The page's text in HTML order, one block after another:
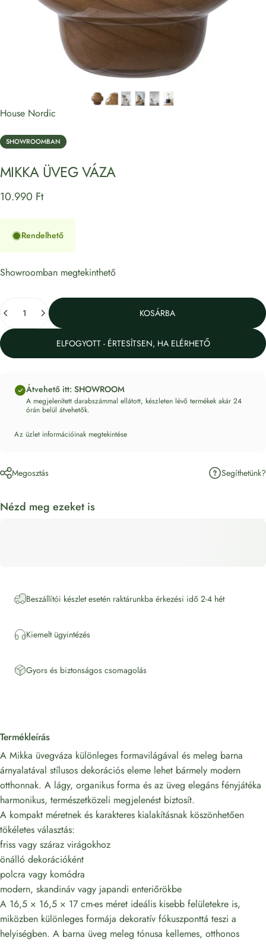
House Nordic
SHOWROOMBAN
MIKKA ÜVEGVÁZA
10.990 Ft
Rendelhető
Showroomban megtekinthető
KOSÁRBA
ELFOGYOTT - ÉRTESÍTSEN, HA ELÉRHETŐ
Átvehető itt: SHOWROOM
A megjelenített darabszámmal ellátott, készleten lévő termékek akár 24
órán belül átvehetők.
Az üzlet információinak megtekintése
Megosztás Segíthetünk?
Nézd meg ezeket is
Beszállítói készlet esetén raktárunkba érkezési idő 2-4 hét
Kiemelt ügyintézés
Gyors és biztonságos csomagolás
Termékleírás
A Mikka üvegváza különleges formavilágával és meleg barna
árnyalatával stílusos dekorációs eleme lehet bármely modern
otthonnak. A lágy, organikus forma és az üveg elegáns fényjátéka
harmonikus, természetközeli megjelenést biztosít.
A kompakt méretnek és karakteres kialakításnak köszönhetően
tökéletes választás:
friss vagy száraz virágokhoz
önálló dekorációként
polcra vagy komódra
modern, skandináv vagy japandi enteriőrökbe
A 16,5 × 16,5 × 17 cm-es méret ideális kisebb felületekre is,
miközben különleges formája dekoratív fókuszponttá teszi a
helyiségben. A barna üveg meleg tónusa kellemes, otthonos